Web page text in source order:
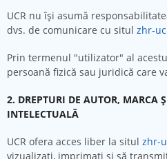
UCR nu își asumă
dvs. de comunicare cu situl zhr-
Prin termenul "utilizator" al
persoană fizică sau juridică care
2. DREPTURI DE AUTOR, MARCA
INTELECTUALĂ
UCR ofera acces liber la situl zhr-
vizualizați, imprimați și să